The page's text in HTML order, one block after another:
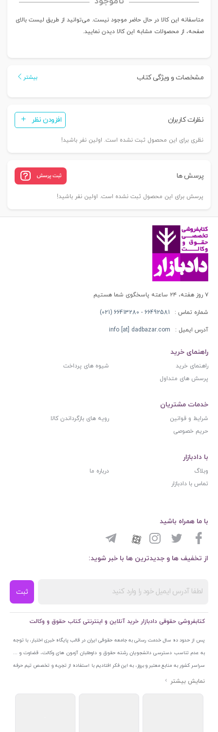
متاسفانه این کالا در حال حاضر موجود نیست. می‌توانید از طریق لیست بالای
صفحه، از محصولات مشابه این کالا دیدن نمایید.
مشخصات و ویژگی کتاب بیشتر
نظرات کاربران افزودن نظر
نظری برای این محصول ثبت نشده است. اولین نفر باشید!
پرسش ها ثبت پرسش
پرسش برای این محصول ثبت نشده است. اولین نفر باشید!
۷ روز هفته، ۲۴ ساعته پاسخگوی شما هستیم
شماره تماس : 66492581 - 66413280 (021)
آدرس ایمیل : info [at] dadbazar.com
راهنمای خرید
راهنمای خرید
شیوه های پرداخت
پرسش های متداول
خدمات مشتریان
شرایط و قوانین
رویه های بازگرداندن کالا
حریم خصوصی
با دادبازار
وبلاگ
درباره ما
تماس با دادبازار
از تخفیف ها و جدیدترین ها با خبر شوید:
ثبت
با ما همراه باشید
کتابفروشی حقوقی دادبازار خرید آنلاین و اینترنتی کتاب حقوق و وکالت
پس از حدود ده سال خدمت رسانی به جامعه حقوقی ایران در قالب پایگاه خبری اختبار، با توجه
به عدم تناسب دسترسی دانشجویان رشته حقوق و داوطلبان آزمون های وکالت، قضاوت و ...
سراسر کشور به منابع معتبر و بروز، به این فکر افتادیم با استفاده از تجربه و تخصص تیم حرفه
ای اختبار خدمتی جدید به جامعه حقوقی ایران ارائه کنیم. به این منظور با راه اندازی و تجهیز